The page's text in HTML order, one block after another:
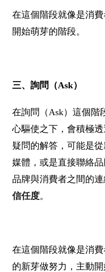
在這個階段就像是消
開始萌芽的階段。
三、詢問（Ask）
在詢問（Ask）這個階
心驅使之下，會積極
疑問的解答，可能是
媒體，或是直接聯絡
品牌與消費者之間的
信任度。
在這個階段就像是消
的新芽做努力，主動開